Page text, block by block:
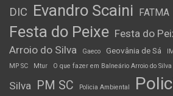
DIC Evandro Scaini FATMA
Festa do Peixe Festa do
Arroio do Silva
Gaeco Geovânia de Sá
MP SC
Mtur O que fazer em Balneário Arroio do Silva
Silva
PM SC Policia Ambiental